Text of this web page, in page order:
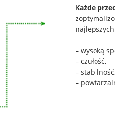
Każde
– wysoką
– czułość,
– stabilność,
–